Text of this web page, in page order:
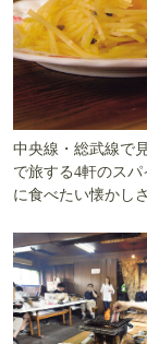
中央線・総武線で
で旅する4軒のス
に食べたい懐かし